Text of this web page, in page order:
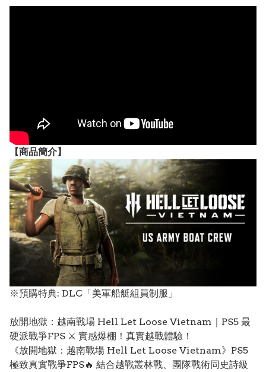
【商品簡介】
※預購特典: DLC「美軍船艇組員制服」
放開地獄：越南戰場 Hell Let Loose Vietnam｜PS5 最
硬派戰爭FPS ⚔️ 實感爆棚！真實越戰體驗！
《放開地獄：越南戰場 Hell Let Loose Vietnam》PS5
極致真實戰爭FPS🔥 結合越戰叢林戰、團隊戰術同史詩級